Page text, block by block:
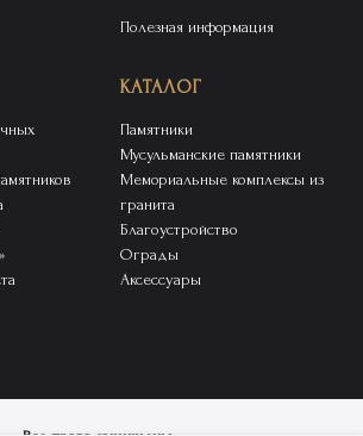
Полезная информация
КАТАЛОГ
Памятники
Мусульманские памятники
Мемориальные комплексы из
гранита
Благоустройство
Ограды
Аксессуары